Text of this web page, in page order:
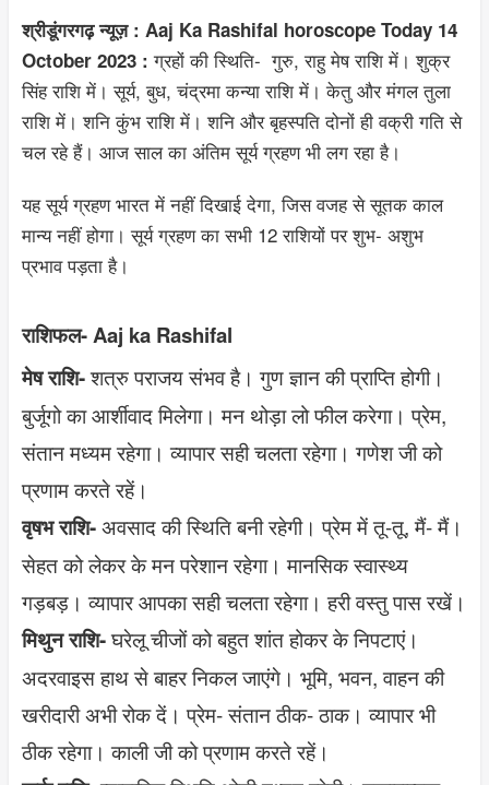
श्रीडूंगरगढ़ न्यूज़ : Aaj Ka Rashifal horoscope Today 14
October 2023 :ग्रहों की स्थिति- गुरु, राहु मेष राशि में। शुक्र
सिंह राशि में। सूर्य, बुध, चंद्रमा कन्या राशि में। केतु और मंगल तुला
राशि में। शनि कुंभ राशि में। शनि और बृहस्पति दोनों ही वक्री गति से
चल रहे हैं। आज साल का अंतिम सूर्य ग्रहण भी लग रहा है।
यह सूर्य ग्रहण भारत में नहीं दिखाई देगा, जिस वजह से सूतक काल
मान्य नहीं होगा। सूर्य ग्रहण का सभी 12 राशियों पर शुभ- अशुभ
प्रभाव पड़ता है।
राशिफल-Aaj ka Rashifal
मेष राशि-शत्रु पराजय संभव है। गुण ज्ञान की प्राप्ति होगी।
बुर्जूगो का आर्शीवाद मिलेगा। मन थोड़ा लो फील करेगा। प्रेम,
संतान मध्यम रहेगा। व्यापार सही चलता रहेगा। गणेश जी को
प्रणाम करते रहें।
वृषभ राशि-अवसाद की स्थिति बनी रहेगी। प्रेम में तू-तू, मैं- मैं।
सेहत को लेकर के मन परेशान रहेगा। मानसिक स्वास्थ्य
गड़बड़। व्यापार आपका सही चलता रहेगा। हरी वस्तु पास रखें।
मिथुन राशि-घरेलू चीजों को बहुत शांत होकर के निपटाएं।
अदरवाइस हाथ से बाहर निकल जाएंगे। भूमि, भवन, वाहन की
खरीदारी अभी रोक दें। प्रेम- संतान ठीक- ठाक। व्यापार भी
ठीक रहेगा। काली जी को प्रणाम करते रहें।